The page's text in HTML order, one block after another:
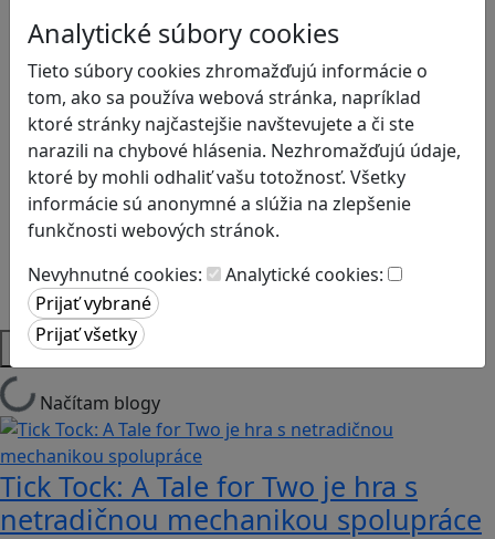
Analytické súbory cookies
Tieto súbory cookies zhromažďujú informácie o
tom, ako sa používa webová stránka, napríklad
ktoré stránky najčastejšie navštevujete a či ste
narazili na chybové hlásenia. Nezhromažďujú údaje,
ktoré by mohli odhaliť vašu totožnosť. Všetky
informácie sú anonymné a slúžia na zlepšenie
funkčnosti webových stránok.
Nevyhnutné cookies:
Analytické cookies:
Globálne vzdelávanie
Kreativita
Kritické myslenie
Kyberšikana
Logické myslenie
Ľudské práva a tolerancia
Motorika a koncentrácia
Programovanie/Technika
Sociálne zručnosti a kooperácia
Strategické myslenie
Zdravie a pohyb
Platformy
Načítam blogy
Tick Tock: A Tale for Tw‪o je hra s
netradičnou mechanikou spolupráce